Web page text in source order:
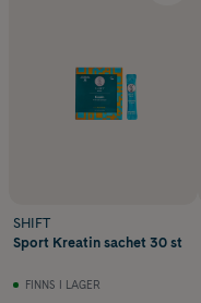
SHIFT
Sport Kreatin sachet 30 st
FINNS I LAGER